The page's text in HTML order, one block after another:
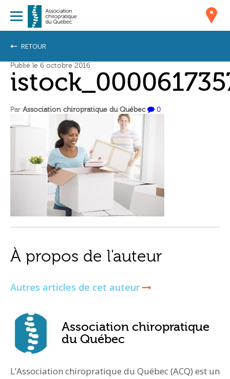
RETOUR
Publié le 6 octobre 2016
Par Association chiropratique du Québec 0
À propos de l'auteur
Autres articles de cet auteur
Association chiropratique
du Québec
L’Association chiropratique du Québec (ACQ) est un